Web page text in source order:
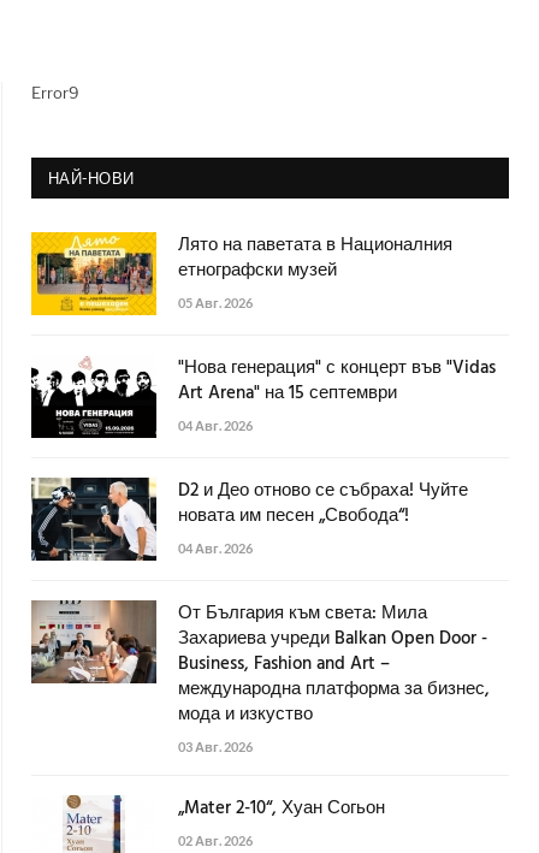
Error9
НАЙ-НОВИ
Лято на паветата в Националния
етнографски музей
05 Авг. 2026
"Нова генерация" с концерт във "Vidas
Art Arena" на 15 септември
04 Авг. 2026
D2 и Део отново се събраха! Чуйте
новата им песен „Свобода“!
04 Авг. 2026
От България към света: Мила
Захариева учреди Balkan Open Door -
Business, Fashion and Art –
международна платформа за бизнес,
мода и изкуство
03 Авг. 2026
„Mater 2-10“, Хуан Согьон
02 Авг. 2026